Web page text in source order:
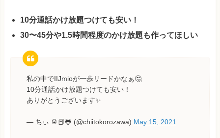
10分通話かけ放題つけても安い！
30〜45分や1.5時間程度のかけ放題も作ってほしい
私の中でIIJmioが一歩リードかなぁ🤔
10分通話かけ放題つけても安い！
ありがとうございます✨
— ちぃ 🥫📕🐸 (@chiitokorozawa) May 15, 2021